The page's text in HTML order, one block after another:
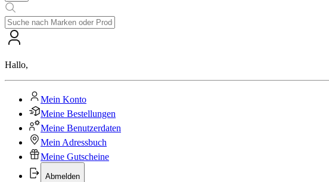
Hallo,
Mein Konto
Meine Bestellungen
Meine Benutzerdaten
Mein Adressbuch
Meine Gutscheine
Abmelden